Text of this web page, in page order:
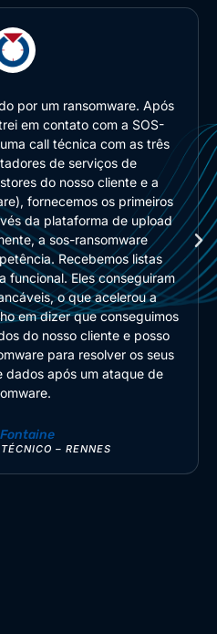
por um ransomware. Após
em contato com a SOS-
call técnica com as três
de serviços de
do nosso cliente e a
fornecemos os primeiros
da plataforma de upload
a sos-ransomware
Recebemos listas
funcional. Eles conseguiram
o que acelerou a
em dizer que conseguimos
do nosso cliente e posso
para resolver os seus
dados após um ataque de
– RENNES